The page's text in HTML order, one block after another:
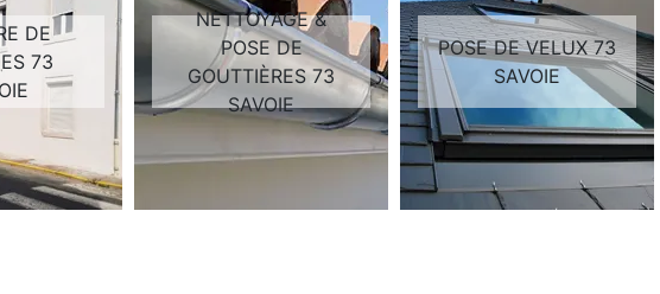
DE
73
NETTOYAGE &
POSE DE
GOUTTIÈRES 73
SAVOIE
POSE DE VELUX 73
SAVOIE